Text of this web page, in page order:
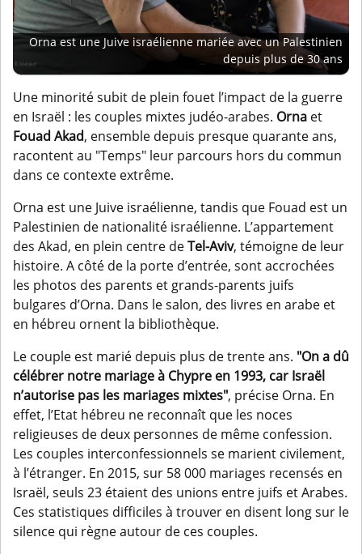
Orna est une Juive israélienne mariée avec un Palestinien
depuis plus de 30 ans
Une minorité subit de plein fouet l’impact de la guerre
en Israël : les couples mixtes judéo-arabes. Orna et
Fouad Akad, ensemble depuis presque quarante ans,
racontent au "Temps" leur parcours hors du commun
dans ce contexte extrême.
Orna est une Juive israélienne, tandis que Fouad est un
Palestinien de nationalité israélienne. L’appartement
des Akad, en plein centre deTel-Aviv, témoigne de leur
histoire. A côté de la porte d’entrée, sont accrochées
les photos des parents et grands-parents juifs
bulgares d’Orna. Dans le salon, des livres en arabe et
en hébreu ornent la bibliothèque.
Le couple est marié depuis plus de trente ans. "On a dû
célébrer notre mariage à Chypre en 1993, car Israël
n’autorise pas les mariages mixtes", précise Orna. En
effet, l’Etat hébreu ne reconnaît que les noces
religieuses de deux personnes de même confession.
Les couples interconfessionnels se marient civilement,
à l’étranger. En 2015, sur 58 000 mariages recensés en
Israël, seuls 23 étaient des unions entre juifs et Arabes.
Ces statistiques difficiles à trouver en disent long sur le
silence qui règne autour de ces couples.